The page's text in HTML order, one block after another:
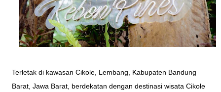
Terletak di kawasan Cikole, Lembang, Kabupaten Bandung
Barat, Jawa Barat, berdekatan dengan destinasi wisata Cikole